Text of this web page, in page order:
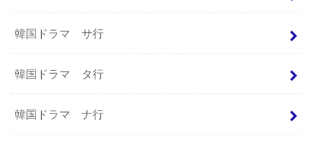
韓国ドラマ サ行
韓国ドラマ タ行
韓国ドラマ ナ行